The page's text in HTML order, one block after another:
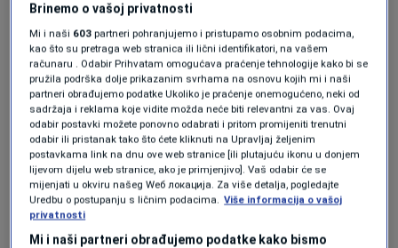
ne bi došlo do sukoba između antifašista i
grupe građana koja je bila protiv obilježavanja
godišnjice.
Inače, 14. februara 1945. godine prve jedinice
26. dalmatinske divizije probile su se u Mostar,
a nešto kasnije do grada su se probile i 19.
dalmatinska i 29. hercegovačka divizija, a već
iza 19 sati gotovo sve njemačke i ustaške
Brinemo o vašoj privatnosti
Mi i naši 603 partneri pohranjujemo i pristupamo osobnim podacima,
kao što su pretraga web stranica ili lični identifikatori, na vašem
računaru . Odabir Prihvatam omogućava praćenje tehnologije kako bi se
pružila podrška dolje prikazanim svrhama na osnovu kojih mi i naši
partneri obrađujemo podatke Ukoliko je praćenje onemogućeno, neki od
sadržaja i reklama koje vidite možda neće biti relevantni za vas. Ovaj
odabir postavki možete ponovno odabrati i pritom promijeniti trenutni
odabir ili pristanak tako što ćete kliknuti na Upravljaj željenim
postavkama link na dnu ove web stranice [ili plutajuću ikonu u donjem
lijevom dijelu web stranice, ako je primjenjivo]. Vaš odabir će se
mijenjati u okviru našeg Wеб локација. Za više detalja, pogledajte
Uredbu o postupanju s ličnim podacima. Više informacija o vašoj
privatnosti
Mi i naši partneri obrađujemo podatke kako bismo